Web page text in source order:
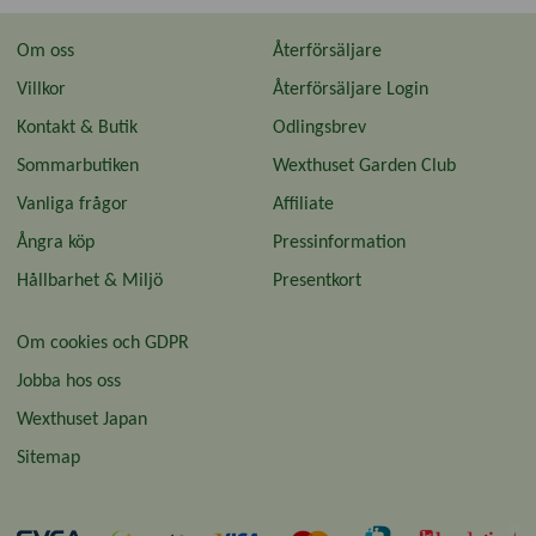
Om oss
Villkor
Kontakt & Butik
Sommarbutiken
Vanliga frågor
Ångra köp
Hållbarhet & Miljö
Återförsäljare
Återförsäljare Login
Odlingsbrev
Wexthuset Garden Club
Affiliate
Pressinformation
Presentkort
Om cookies och GDPR
Jobba hos oss
Wexthuset Japan
Sitemap